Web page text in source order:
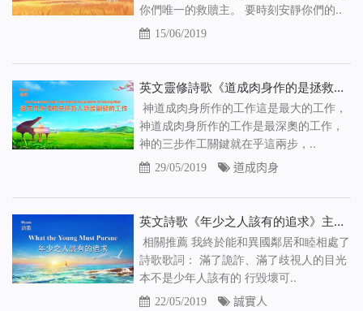
你們唯一的救贖主。 要時刻安靜你們的..
15/06/2019
英文靈修詩歌《道成肉身作的是拯救人類最關鍵的工作》【中文字幕】
神道成肉身所作的工作這是最大的工作，
神道成肉身所作的工作是最深奧的工作，
神的三步作工關鍵就在乎這兩步，..
29/05/2019 道成肉身
英文詩歌《年少之人該有的追求》主對年少基督徒的良言相勸【中文字幕】
相關推薦 我終於能和異國鄰居和睦相處了
詩歌歌詞： 滿了詭詐、滿了歧視人的目光
本不是少年人該有的 行毀壞可..
22/05/2019 誠實人